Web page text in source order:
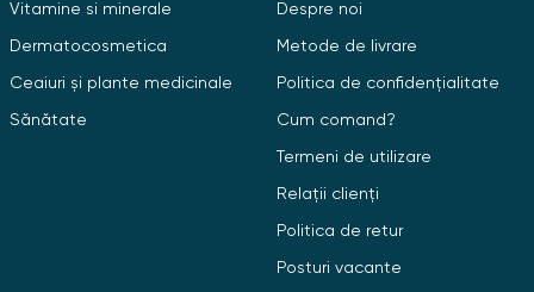
Vitamine si minerale
Dermatocosmetica
Ceaiuri și plante medicinale
Sănătate
Despre noi
Metode de livrare
Politica de confidențialitate
Cum comand?
Termeni de utilizare
Relații clienți
Politica de retur
Posturi vacante